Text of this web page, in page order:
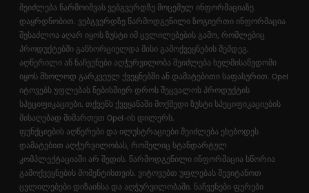
შეიძლება წარმოიშვას ვებგვერდზე მოცემულ ინფორმაციაზე
დაყრდნობით. ვებგვერდზე წარმოდგენილი ზოგიერთი ინფორმაცია
შესაძლოა აღარ იყოს ზუსტი იმ ცვლილებების გამო, რომლებიც
პროდუქტებში განხორციელდა მისი გამოქვეყნების შემდეგ.
აღწერილი ან ნაჩვენები აღჭურვილობა შეიძლება ხელმისაწვდომი
იყოს მხოლოდ გარკვეულ ქვეყნებში ან დამატებითი საფასურით. Opel
იტოვებს უფლებას ნებისმიერ დროს შეცვალოს პროდუქტის
სპეციფიკაციები. თქვენს ქვეყანაში მოქმედი ზუსტი სპეციფიკაციების
მისაღებად მიმართეთ Opel-ის დილერს.
ფუნქციების აღწერები და ილუსტრაციები შეიძლება ეხებოდეს
დამატებით აღჭურვილობას, რომელიც სტანდარტულ
კომპლექტაციაში არ შედის. წარმოდგენილი ინფორმაცია სწორია
გამოქვეყნების მომენტისთვის. ვიტოვებთ უფლებას შევიტანოთ
ცვლილებები დიზაინსა და აღჭურვილობაში. ნაჩვენები ფერები